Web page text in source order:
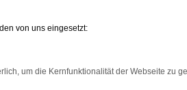
von uns eingesetzt:
um die Kernfunktionalität der Webseite zu